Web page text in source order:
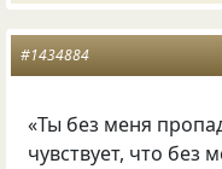
#1434884
«Ты без меня
чувствует, что без